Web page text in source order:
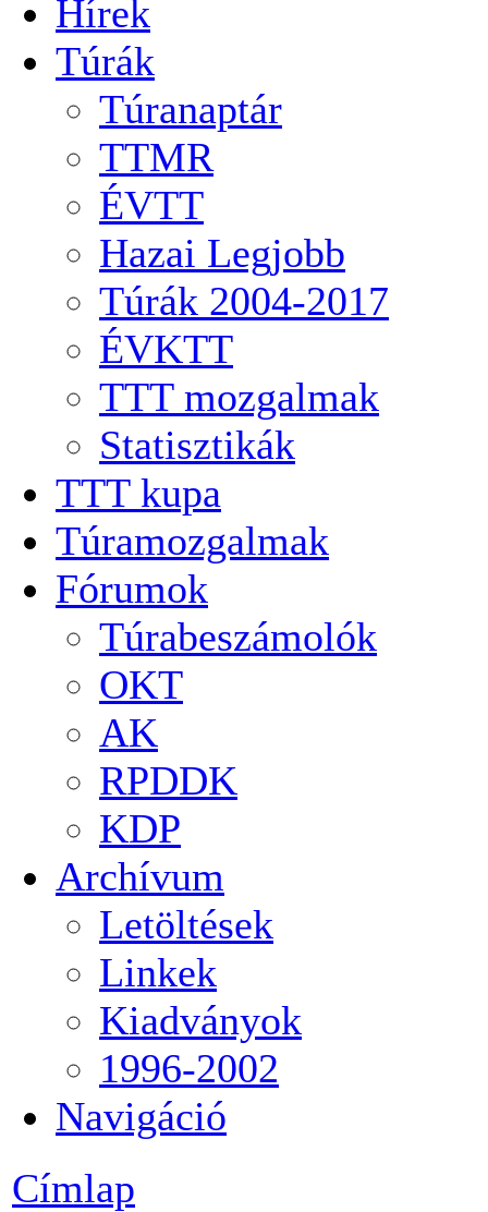
Hírek
Túrák
Túranaptár
TTMR
ÉVTT
Hazai Legjobb
Túrák 2004-2017
ÉVKTT
TTT mozgalmak
Statisztikák
TTT kupa
Túramozgalmak
Fórumok
Túrabeszámolók
OKT
AK
RPDDK
KDP
Archívum
Letöltések
Linkek
Kiadványok
1996-2002
Navigáció
Címlap